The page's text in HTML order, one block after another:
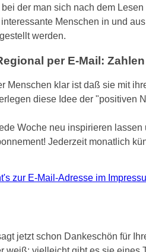
der man sich nach dem
Menschen in und
werden.
per E-Mail:
Menschen klar ist daß sie mit
diese Idee der "positiven
Woche neu inspirieren
Jederzeit monatlich
zur E-Mail-Adresse im
jetzt schon Dankeschön für